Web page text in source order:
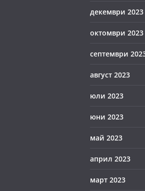
декември 2023
октомври 2023
септември
август 2023
юли 2023
юни 2023
май 2023
април 2023
март 2023